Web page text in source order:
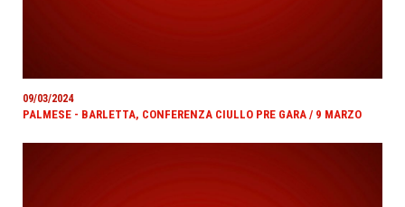
09/03/2024
PALMESE - BARLETTA, CONFERENZA CIULLO PRE GARA / 9 MARZO